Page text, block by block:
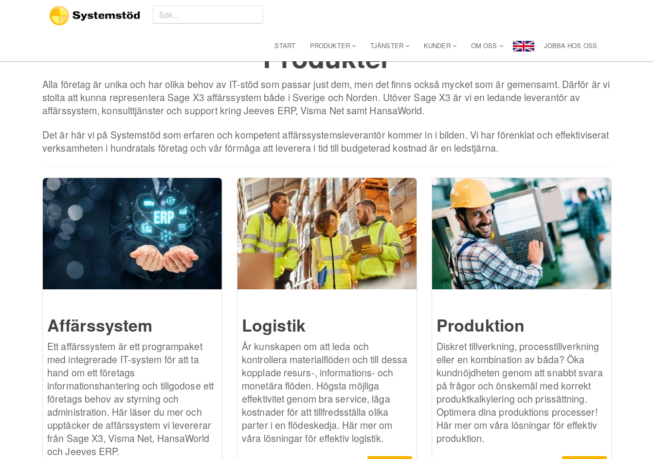
START PRODUKTER TJÄNSTER KUNDER OM OSS JOBBA HOS OSS
Produkter
Alla företag är unika och har olika behov av IT-stöd som passar just dem, men det finns också mycket som är gemensamt. Därför är vi
stolta att kunna representera Sage X3 affärssystem både i Sverige och Norden. Utöver Sage X3 är vi en ledande leverantör av
affärssystem, konsulttjänster och support kring Jeeves ERP, Visma Net samt HansaWorld.
Det är här vi på Systemstöd som erfaren och kompetent affärssystemsleverantör kommer in i bilden. Vi har förenklat och effektiviserat
verksamheten i hundratals företag och vår förmåga att leverera i tid till budgeterad kostnad är en ledstjärna.
Affärssystem
Ett affärssystem är ett programpaket
med integrerade IT-system för att ta
hand om ett företags
informationshantering och tillgodose ett
företags behov av styrning och
administration. Här läser du mer och
upptäcker de affärssystem vi levererar
från Sage X3, Visma Net, HansaWorld
och Jeeves ERP.
Logistik
Är kunskapen om att leda och
kontrollera materialflöden och till dessa
kopplade resurs-, informations- och
monetära flöden. Högsta möjliga
effektivitet genom bra service, låga
kostnader för att tillfredsställa olika
parter i en flödeskedja. Här mer om
våra lösningar för effektiv logistik.
Produktion
Diskret tillverkning, processtillverkning
eller en kombination av båda? Öka
kundnöjdheten genom att snabbt svara
på frågor och önskemål med korrekt
produktkalkylering och prissättning.
Optimera dina produktions processer!
Här mer om våra lösningar för effektiv
produktion.